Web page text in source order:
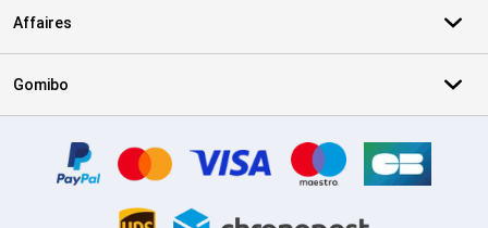
Affaires
Gomibo